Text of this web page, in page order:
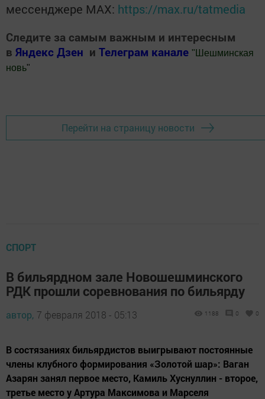
мессенджере MАХ: https://max.ru/tatmedia
Следите за самым важным и интересным
в Яндекс Дзен и Телеграм канале " Шешминская
новь"
Перейти на страницу новости
СПОРТ
В бильярдном зале Новошешминского
РДК прошли соревнования по бильярду
автор, 7 февраля 2018 - 05:13 1188 0 0
В состязаниях бильярдистов выигрывают постоянные
члены клубного формирования «Золотой шар»: Ваган
Азарян занял первое место, Камиль Хуснуллин - второе,
третье место у Артура Максимова и Марселя